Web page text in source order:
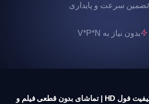
تضمین سرعت و پایداری
بدون نیاز به V*P*N
خرید اکانت IPTV با کیفیت فول HD | تماشای بدون قطعی فیلم و